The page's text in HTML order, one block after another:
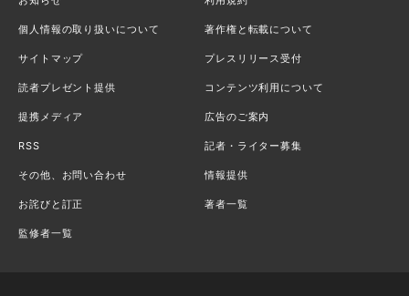
個人情報の取り扱いについて 著作権と転載について
サイトマップ プレスリリース受付
読者プレゼント提供 コンテンツ利用について
提携メディア 広告のご案内
RSS 記者・ライター募集
その他、お問い合わせ 情報提供
お詫びと訂正 著者一覧
監修者一覧